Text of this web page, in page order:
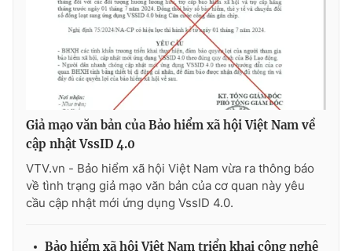
Theo dõi báo trên
Cơ quan chủ quản:
Đài Truyền hình Việt Nam
Cơ quan báo chí:Thời báo VTV
Giấy phép hoạt động báo in và báo điện tử số 483/GP-BTTTT
cấp ngày 29/12/2023
Tổng Biên tập: Vũ Thanh Thủy
Phó Tổng Biên tập:Nguyễn Thị Mỹ Hạnh, Phạm Quốc Thắng,
Tổng đài VTV:024.38 355 931 - 024.38 355 932
Giả mạo văn bản của Bảo hiểm xã hội Việt Nam về
cập nhật VssID 4.0
VTV.vn - Bảo hiểm xã hội Việt Nam vừa ra thông báo
về tình trạng giả mạo văn bản của cơ quan này yêu
cầu cập nhật mới ứng dụng VssID 4.0.
Bảo hiểm xã hội Việt Nam triển khai công nghệ